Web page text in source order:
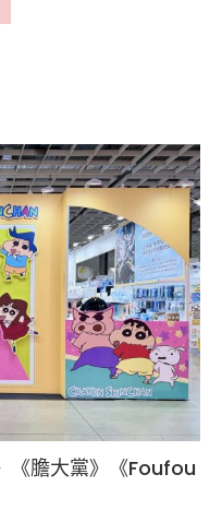
《膽大黨》《Foufou